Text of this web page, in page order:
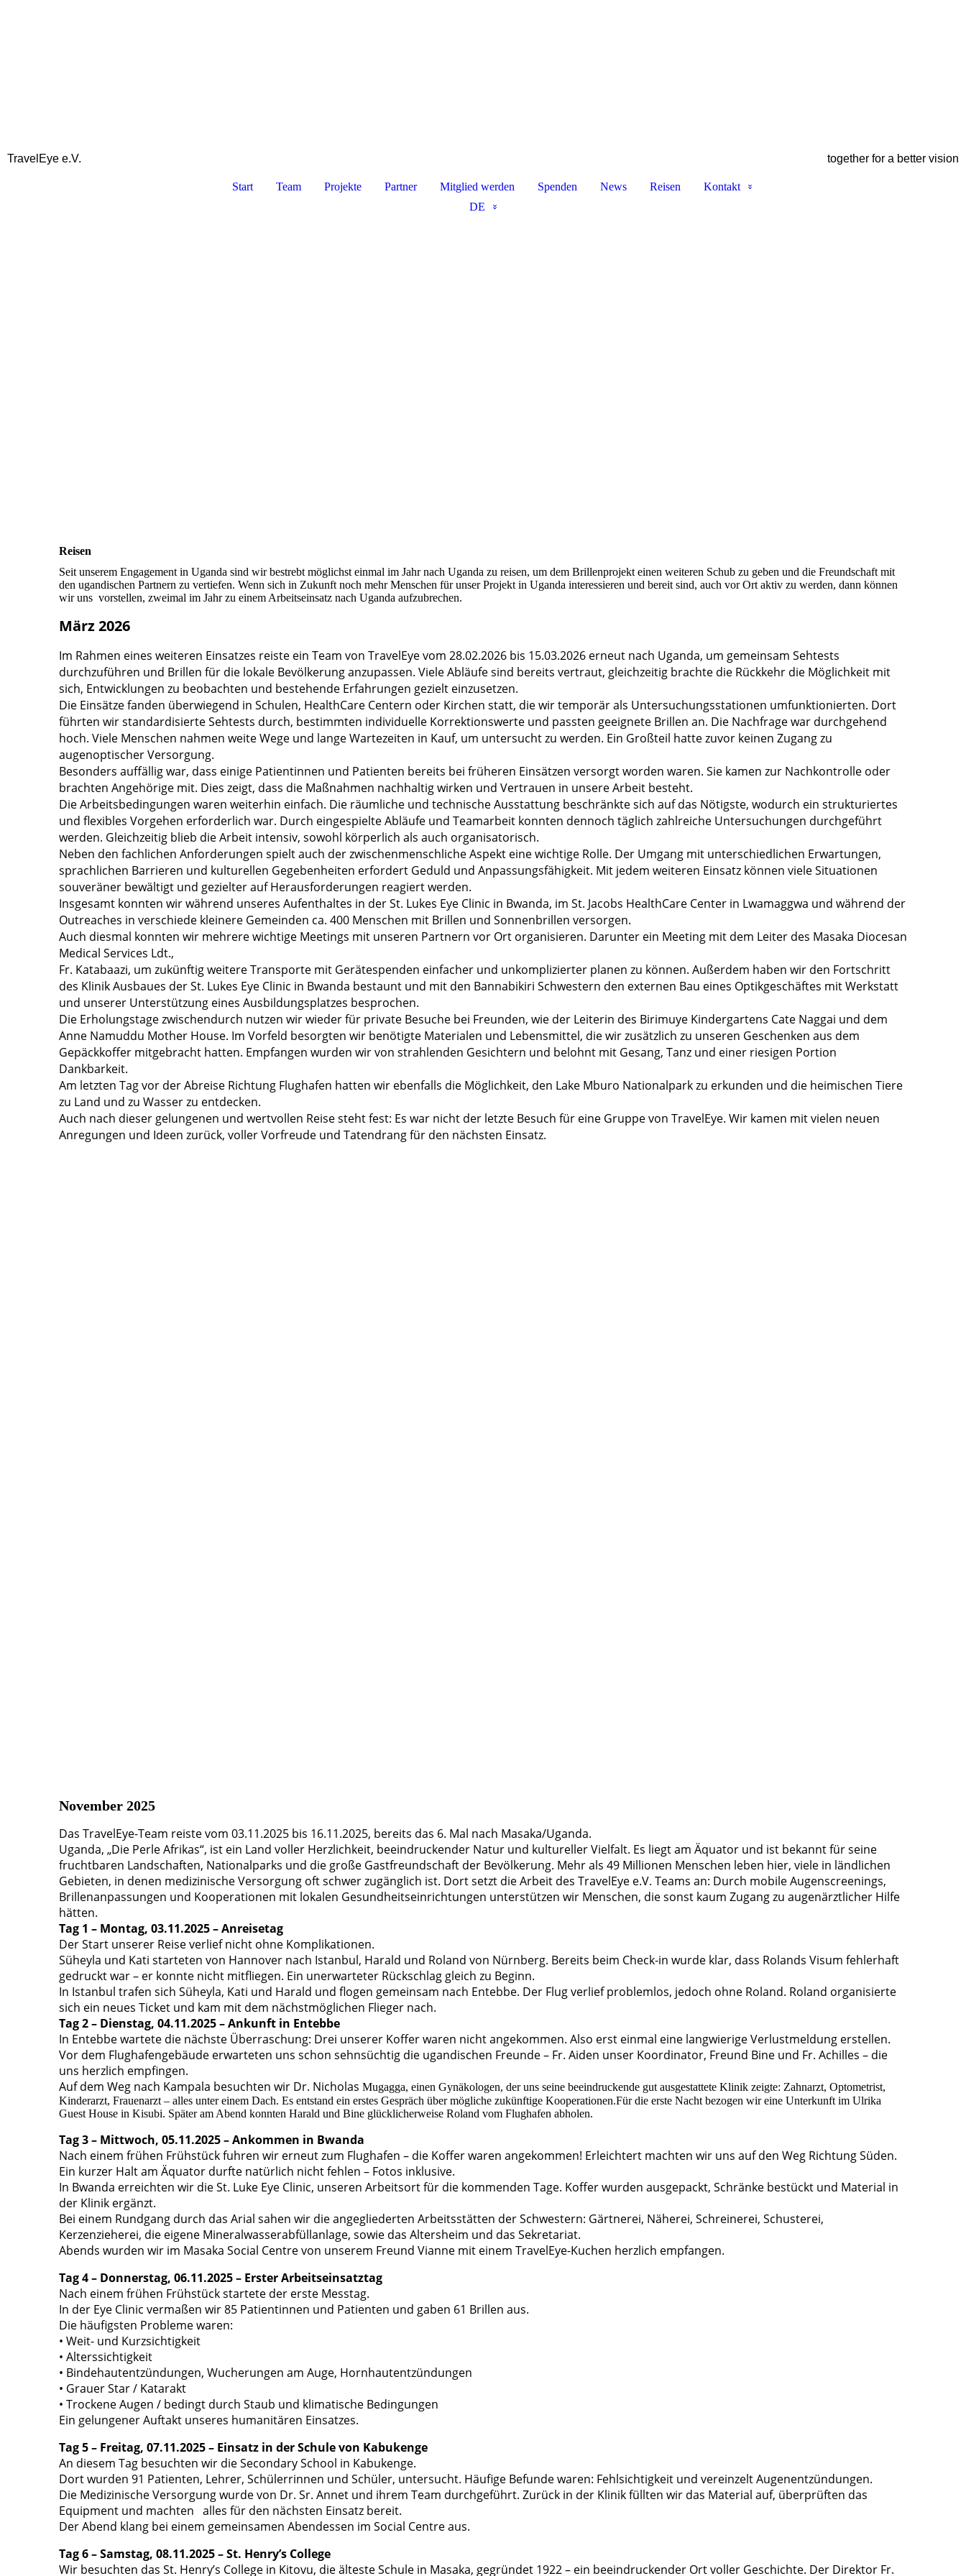
TravelEye e.V. together for a better vision
Start Team Projekte Partner Mitglied werden Spenden News Reisen
Kontakt
DE
Reisen
Seit unserem Engagement in Uganda sind wir bestrebt möglichst einmal im Jahr nach Uganda zu reisen, um dem Brillenprojekt einen weiteren Schub zu geben und die Freundschaft mit
den ugandischen Partnern zu vertiefen. Wenn sich in Zukunft noch mehr Menschen für unser Projekt in Uganda interessieren und bereit sind, auch vor Ort aktiv zu werden, dann können
wir uns vorstellen, zweimal im Jahr zu einem Arbeitseinsatz nach Uganda aufzubrechen.
März 2026
Im Rahmen eines weiteren Einsatzes reiste ein Team von TravelEye vom 28.02.2026 bis 15.03.2026 erneut nach Uganda, um gemeinsam Sehtests
durchzuführen und Brillen für die lokale Bevölkerung anzupassen. Viele Abläufe sind bereits vertraut, gleichzeitig brachte die Rückkehr die Möglichkeit mit
sich, Entwicklungen zu beobachten und bestehende Erfahrungen gezielt einzusetzen.
Die Einsätze fanden überwiegend in Schulen, HealthCare Centern oder Kirchen statt, die wir temporär als Untersuchungsstationen umfunktionierten. Dort
führten wir standardisierte Sehtests durch, bestimmten individuelle Korrektionswerte und passten geeignete Brillen an. Die Nachfrage war durchgehend
hoch. Viele Menschen nahmen weite Wege und lange Wartezeiten in Kauf, um untersucht zu werden. Ein Großteil hatte zuvor keinen Zugang zu
augenoptischer Versorgung.
Besonders auffällig war, dass einige Patientinnen und Patienten bereits bei früheren Einsätzen versorgt worden waren. Sie kamen zur Nachkontrolle oder
brachten Angehörige mit. Dies zeigt, dass die Maßnahmen nachhaltig wirken und Vertrauen in unsere Arbeit besteht.
Die Arbeitsbedingungen waren weiterhin einfach. Die räumliche und technische Ausstattung beschränkte sich auf das Nötigste, wodurch ein strukturiertes
und flexibles Vorgehen erforderlich war. Durch eingespielte Abläufe und Teamarbeit konnten dennoch täglich zahlreiche Untersuchungen durchgeführt
werden. Gleichzeitig blieb die Arbeit intensiv, sowohl körperlich als auch organisatorisch.
Neben den fachlichen Anforderungen spielt auch der zwischenmenschliche Aspekt eine wichtige Rolle. Der Umgang mit unterschiedlichen Erwartungen,
sprachlichen Barrieren und kulturellen Gegebenheiten erfordert Geduld und Anpassungsfähigkeit. Mit jedem weiteren Einsatz können viele Situationen
souveräner bewältigt und gezielter auf Herausforderungen reagiert werden.
Insgesamt konnten wir während unseres Aufenthaltes in der St. Lukes Eye Clinic in Bwanda, im St. Jacobs HealthCare Center in Lwamaggwa und während der
Outreaches in verschiede kleinere Gemeinden ca. 400 Menschen mit Brillen und Sonnenbrillen versorgen.
Auch diesmal konnten wir mehrere wichtige Meetings mit unseren Partnern vor Ort organisieren. Darunter ein Meeting mit dem Leiter des Masaka Diocesan
Medical Services Ldt.,
Fr. Katabaazi, um zukünftig weitere Transporte mit Gerätespenden einfacher und unkomplizierter planen zu können. Außerdem haben wir den Fortschritt
des Klinik Ausbaues der St. Lukes Eye Clinic in Bwanda bestaunt und mit den Bannabikiri Schwestern den externen Bau eines Optikgeschäftes mit Werkstatt
und unserer Unterstützung eines Ausbildungsplatzes besprochen.
Die Erholungstage zwischendurch nutzen wir wieder für private Besuche bei Freunden, wie der Leiterin des Birimuye Kindergartens Cate Naggai und dem
Anne Namuddu Mother House. Im Vorfeld besorgten wir benötigte Materialen und Lebensmittel, die wir zusätzlich zu unseren Geschenken aus dem
Gepäckkoffer mitgebracht hatten. Empfangen wurden wir von strahlenden Gesichtern und belohnt mit Gesang, Tanz und einer riesigen Portion
Dankbarkeit.
Am letzten Tag vor der Abreise Richtung Flughafen hatten wir ebenfalls die Möglichkeit, den Lake Mburo Nationalpark zu erkunden und die heimischen Tiere
zu Land und zu Wasser zu entdecken.
Auch nach dieser gelungenen und wertvollen Reise steht fest: Es war nicht der letzte Besuch für eine Gruppe von TravelEye. Wir kamen mit vielen neuen
Anregungen und Ideen zurück, voller Vorfreude und Tatendrang für den nächsten Einsatz.
November 2025
Das TravelEye-Team reiste vom 03.11.2025 bis 16.11.2025, bereits das 6. Mal nach Masaka/Uganda.
Uganda, „Die Perle Afrikas“, ist ein Land voller Herzlichkeit, beeindruckender Natur und kultureller Vielfalt. Es liegt am Äquator und ist bekannt für seine
fruchtbaren Landschaften, Nationalparks und die große Gastfreundschaft der Bevölkerung. Mehr als 49 Millionen Menschen leben hier, viele in ländlichen
Gebieten, in denen medizinische Versorgung oft schwer zugänglich ist. Dort setzt die Arbeit des TravelEye e.V. Teams an: Durch mobile Augenscreenings,
Brillenanpassungen und Kooperationen mit lokalen Gesundheitseinrichtungen unterstützen wir Menschen, die sonst kaum Zugang zu augenärztlicher Hilfe
hätten.
Tag 1 – Montag, 03.11.2025 – Anreisetag
Der Start unserer Reise verlief nicht ohne Komplikationen.
Süheyla und Kati starteten von Hannover nach Istanbul, Harald und Roland von Nürnberg. Bereits beim Check-in wurde klar, dass Rolands Visum fehlerhaft
gedruckt war – er konnte nicht mitfliegen. Ein unerwarteter Rückschlag gleich zu Beginn.
In Istanbul trafen sich Süheyla, Kati und Harald und flogen gemeinsam nach Entebbe. Der Flug verlief problemlos, jedoch ohne Roland. Roland organisierte
sich ein neues Ticket und kam mit dem nächstmöglichen Flieger nach.
Tag 2 – Dienstag, 04.11.2025 – Ankunft in Entebbe
In Entebbe wartete die nächste Überraschung: Drei unserer Koffer waren nicht angekommen. Also erst einmal eine langwierige Verlustmeldung erstellen.
Vor dem Flughafengebäude erwarteten uns schon sehnsüchtig die ugandischen Freunde – Fr. Aiden unser Koordinator, Freund Bine und Fr. Achilles – die
uns herzlich empfingen.
Auf dem Weg nach Kampala besuchten wir Dr. Nicholas Mugagga, einen Gynäkologen, der uns seine beeindruckende gut ausgestattete Klinik zeigte: Zahnarzt, Optometrist,
Kinderarzt, Frauenarzt – alles unter einem Dach. Es entstand ein erstes Gespräch über mögliche zukünftige Kooperationen.Für die erste Nacht bezogen wir eine Unterkunft im Ulrika
Guest House in Kisubi. Später am Abend konnten Harald und Bine glücklicherweise Roland vom Flughafen abholen.
Tag 3 – Mittwoch, 05.11.2025 – Ankommen in Bwanda
Nach einem frühen Frühstück fuhren wir erneut zum Flughafen – die Koffer waren angekommen! Erleichtert machten wir uns auf den Weg Richtung Süden.
Ein kurzer Halt am Äquator durfte natürlich nicht fehlen – Fotos inklusive.
In Bwanda erreichten wir die St. Luke Eye Clinic, unseren Arbeitsort für die kommenden Tage. Koffer wurden ausgepackt, Schränke bestückt und Material in
der Klinik ergänzt.
Bei einem Rundgang durch das Arial sahen wir die angegliederten Arbeitsstätten der Schwestern: Gärtnerei, Näherei, Schreinerei, Schusterei,
Kerzenzieherei, die eigene Mineralwasserabfüllanlage, sowie das Altersheim und das Sekretariat.
Abends wurden wir im Masaka Social Centre von unserem Freund Vianne mit einem TravelEye-Kuchen herzlich empfangen.
Tag 4 – Donnerstag, 06.11.2025 – Erster Arbeitseinsatztag
Nach einem frühen Frühstück startete der erste Messtag.
In der Eye Clinic vermaßen wir 85 Patientinnen und Patienten und gaben 61 Brillen aus.
Die häufigsten Probleme waren:
• Weit- und Kurzsichtigkeit
• Alterssichtigkeit
• Bindehautentzündungen, Wucherungen am Auge, Hornhautentzündungen
• Grauer Star / Katarakt
• Trockene Augen / bedingt durch Staub und klimatische Bedingungen
Ein gelungener Auftakt unseres humanitären Einsatzes.
Tag 5 – Freitag, 07.11.2025 – Einsatz in der Schule von Kabukenge
An diesem Tag besuchten wir die Secondary School in Kabukenge.
Dort wurden 91 Patienten, Lehrer, Schülerrinnen und Schüler, untersucht. Häufige Befunde waren: Fehlsichtigkeit und vereinzelt Augenentzündungen.
Die Medizinische Versorgung wurde von Dr. Sr. Annet und ihrem Team durchgeführt. Zurück in der Klinik füllten wir das Material auf, überprüften das
Equipment und machten alles für den nächsten Einsatz bereit.
Der Abend klang bei einem gemeinsamen Abendessen im Social Centre aus.
Tag 6 – Samstag, 08.11.2025 – St. Henry’s College
Wir besuchten das St. Henry’s College in Kitovu, die älteste Schule in Masaka, gegründet 1922 – ein beeindruckender Ort voller Geschichte. Der Direktor Fr.